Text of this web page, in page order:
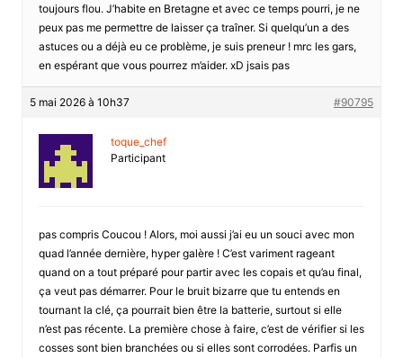
toujours flou. J’habite en Bretagne et avec ce temps pourri, je ne
peux pas me permettre de laisser ça traîner. Si quelqu’un a des
astuces ou a déjà eu ce problème, je suis preneur ! mrc les gars,
en espérant que vous pourrez m’aider. xD jsais pas
5 mai 2026 à 10h37 #90795
toque_chef
Participant
pas compris Coucou ! Alors, moi aussi j’ai eu un souci avec mon
quad l’année dernière, hyper galère ! C’est variment rageant
quand on a tout préparé pour partir avec les copais et qu’au final,
ça veut pas démarrer. Pour le bruit bizarre que tu entends en
tournant la clé, ça pourrait bien être la batterie, surtout si elle
n’est pas récente. La première chose à faire, c’est de vérifier si les
cosses sont bien branchées ou si elles sont corrodées. Parfis un